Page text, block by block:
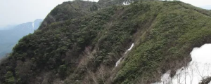
（畳
平
よ
り
ピ